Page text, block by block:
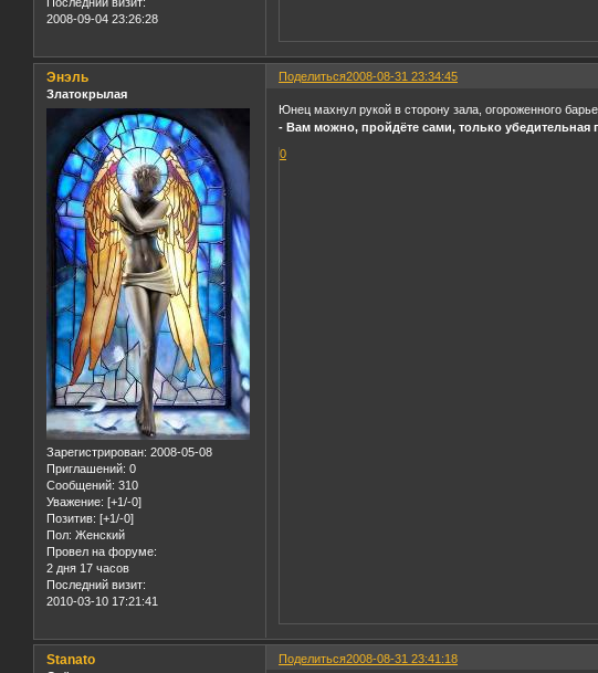
Последний визит:
2008-09-04 23:26:28
Поделиться2008-08-31 23:34:45
Энэль
Златокрылая
Зарегистрирован: 2008-05-08
Приглашений: 0
Сообщений: 310
Уважение: [+1/-0]
Позитив: [+1/-0]
Пол: Женский
Провел на форуме:
2 дня 17 часов
Последний визит:
2010-03-10 17:21:41
Юнец махнул рукой в сторону зала, огороженного
- Вам можно, пройдёте сами, только убедительная
0
Поделиться2008-08-31 23:41:18
Stanato